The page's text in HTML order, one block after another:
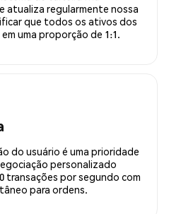
atualiza regularmente nossa
que todos os ativos dos
uma proporção de 1:1.
do usuário é uma prioridade
personalizado
transações por segundo com
para ordens.